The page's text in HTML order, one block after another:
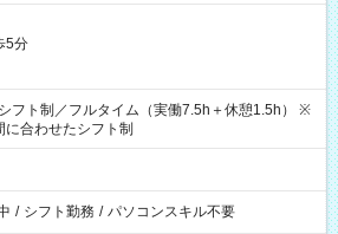
5分
に合わせたシフト制
/ シフト勤務 / パソコンスキル不要